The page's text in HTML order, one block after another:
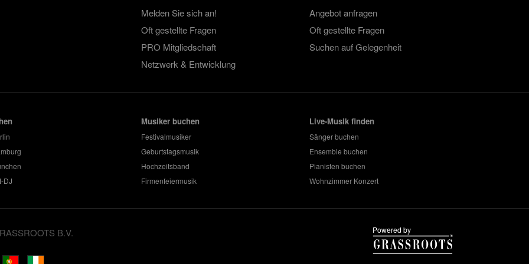
Melden Sie sich an!
Oft gestellte Fragen
PRO Mitgliedschaft
Netzwerk & Entwicklung
Angebot anfragen
Oft gestellte Fragen
Suchen auf Gelegenheit
DJ
Musiker buchen
Festivalmusiker
Geburtstagsmusik
Hochzeitsband
Firmenfeiermusik
Live-Musik finden
Sänger buchen
Ensemble buchen
Pianisten buchen
Wohnzimmer Konzert
B.V.